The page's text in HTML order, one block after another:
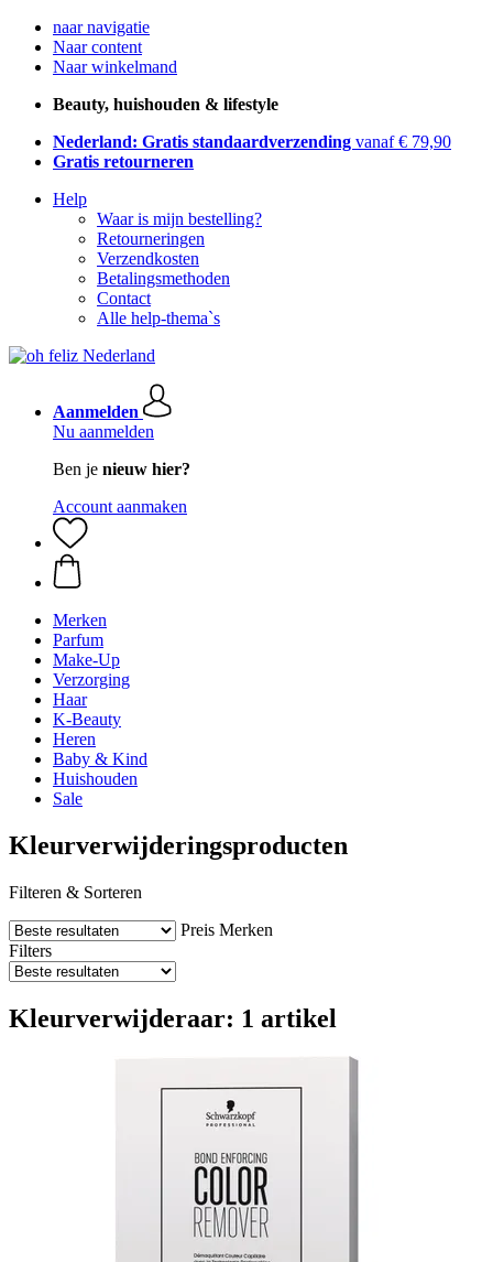
naar navigatie
Naar content
Naar winkelmand
Beauty, huishouden & lifestyle
Nederland: Gratis standaardverzending vanaf € 79,90
Gratis retourneren
Help
Waar is mijn bestelling?
Retourneringen
Verzendkosten
Betalingsmethoden
Contact
Alle help-thema`s
Aanmelden
Nu aanmelden
Ben je nieuw hier?
Account aanmaken
Merken
Parfum
Make-Up
Verzorging
Haar
K-Beauty
Heren
Baby & Kind
Huishouden
Sale
Kleurverwijderingsproducten
Filteren & Sorteren
Preis Merken
Filters
Kleurverwijderaar: 1 artikel